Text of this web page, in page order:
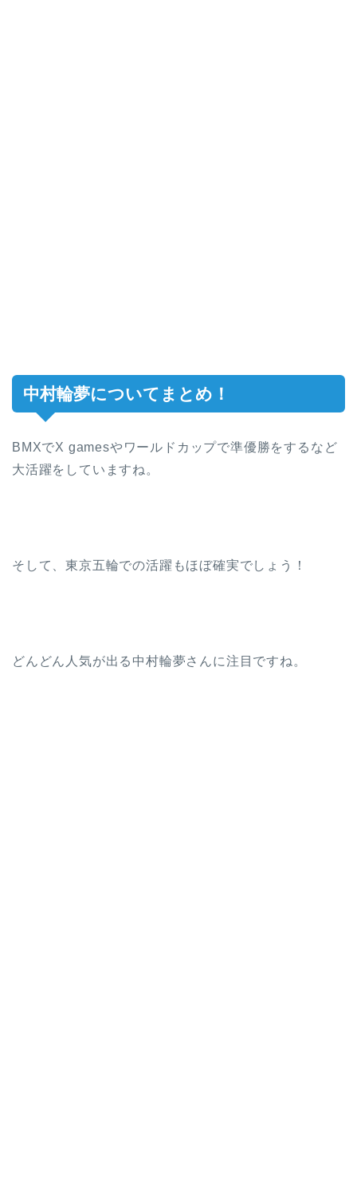
中村輪夢についてまとめ！
BMXでX gamesやワールドカップで準優勝をするなど
大活躍をしていますね。
そして、東京五輪での活躍もほぼ確実でしょう！
どんどん人気が出る中村輪夢さんに注目ですね。